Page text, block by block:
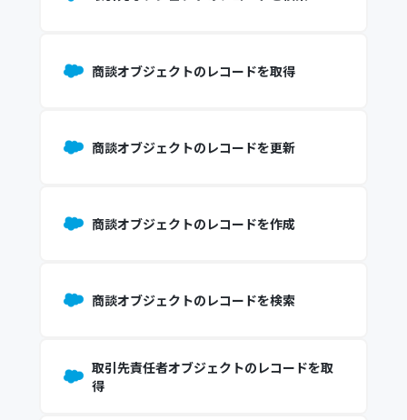
商談オブジェクトのレコードを取得
商談オブジェクトのレコードを更新
商談オブジェクトのレコードを作成
商談オブジェクトのレコードを検索
取引先責任者オブジェクトのレコードを取
得